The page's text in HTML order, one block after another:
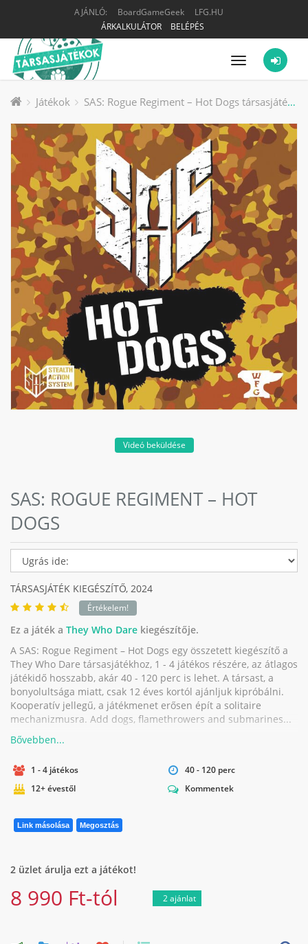
AJÁNLÓ: BoardGameGeek
LFG.HU
ÁRKALKULÁTOR
BELÉPÉS
Menü
Játékok SAS: Rogue Regiment – Hot Dogs társasjáték kiegészítő
Videó beküldése
SAS: ROGUE REGIMENT – HOT
DOGS
TÁRSASJÁTÉK KIEGÉSZÍTŐ, 2024
Értékelem!
Ez a játék a They Who Dare kiegészítője.
A SAS: Rogue Regiment – Hot Dogs egy összetett kiegészítő a
They Who Dare társasjátékhoz, 1 - 4 játékos részére, az átlagos
játékidő hosszabb, akár 40 - 120 perc is lehet. A társast, a
bonyolultsága miatt, csak 12 éves kortól ajánljuk kipróbálni.
Kooperatív jellegű, a játékmenet erősen épít a solitaire
mechanizmusra. Add dogs, flamethrowers and submarines...
1 - 4 játékos
40 - 120 perc
12+ évestől
Kommentek
Link másolása Megosztás
2 üzlet árulja ezt a játékot!
8 990 Ft-tól 2 ajánlat